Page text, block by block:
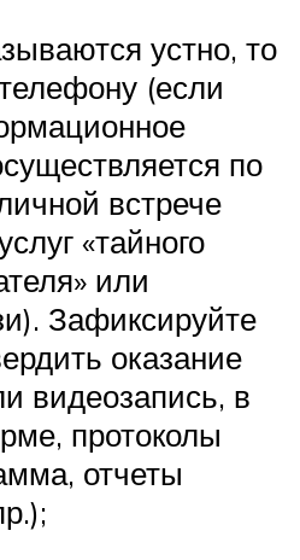
устно, то
(если
по
встрече
«тайного
или
Зафиксируйте
оказание
видеозапись, в
протоколы
отчеты